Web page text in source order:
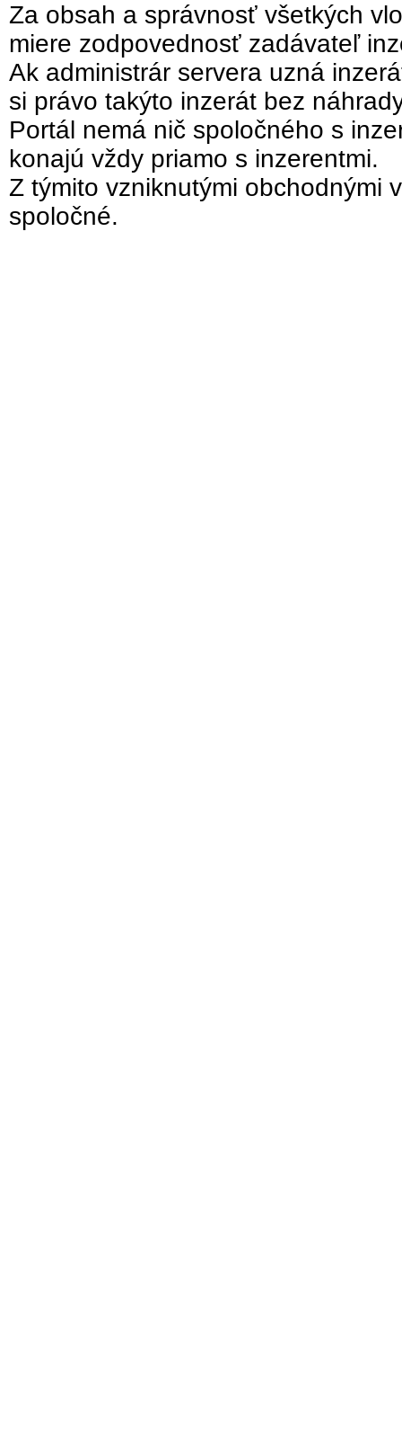
Za obsah a správnosť všetkých
miere zodpovednosť zadávateľ
Ak administrár servera uzná
si právo takýto inzerát bez
Portál nemá nič spoločného s
konajú vždy priamo s inzerentmi.
Z týmito vzniknutými obchodnými
spoločné.